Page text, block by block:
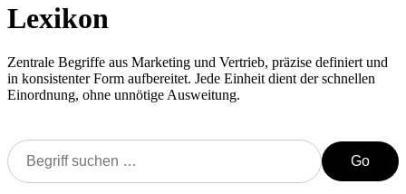
Lexikon
Zentrale Begriffe aus Marketing und Vertrieb, präzise definiert und
in konsistenter Form aufbereitet. Jede Einheit dient der schnellen
Einordnung, ohne unnötige Ausweitung.
Go